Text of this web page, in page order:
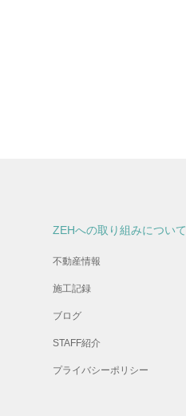
ZEHへの取り組みについて
不動産情報
施工記録
ブログ
STAFF紹介
プライバシーポリシー